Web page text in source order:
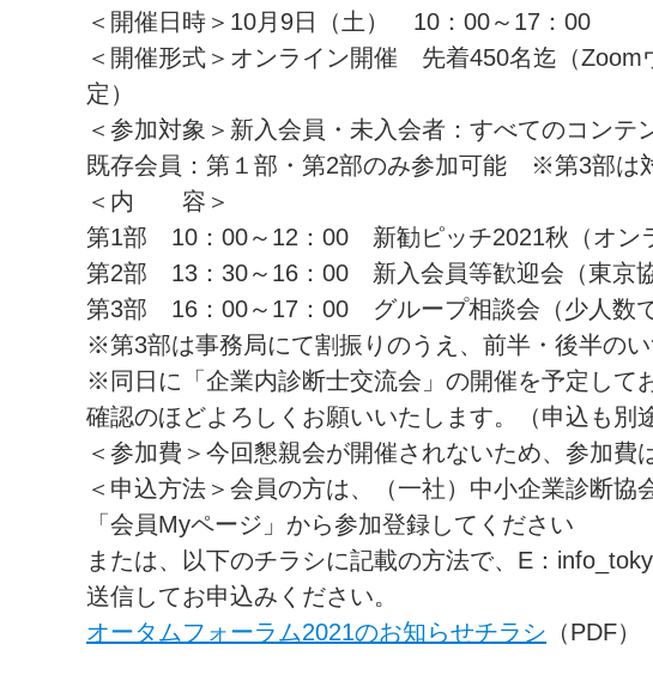
＜開催日時＞10月9日（土） 10：00～17：00
＜開催形式＞オンライン開催 先着450名迄（Zoom
定）
＜参加対象＞新入会員・未入会者：すべてのコンテ
既存会員：第１部・第2部のみ参加可能 ※第3部は
＜内 容＞
第1部 10：00～12：00 新勧ピッチ2021秋（オン
第2部 13：30～16：00 新入会員等歓迎会（東京協
第3部 16：00～17：00 グループ相談会（少人数
※第3部は事務局にて割振りのうえ、前半・後半の
※同日に「企業内診断士交流会」の開催を予定して
確認のほどよろしくお願いいたします。（申込も別
＜参加費＞今回懇親会が開催されないため、参加費
＜申込方法＞会員の方は、（一社）中小企業診断協
「会員Myページ」から参加登録してください
または、以下のチラシに記載の方法で、E：
送信してお申込みください。
オータムフォーラム2021のお知らせチラシ （PDF）